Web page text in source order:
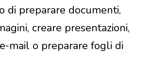
di preparare documenti,
creare presentazioni,
mail o preparare fogli di